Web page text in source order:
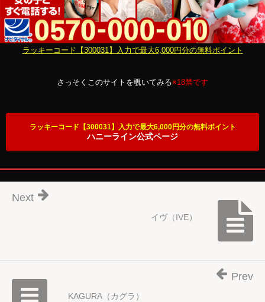
ラッキーコード【300031】入力で最大6,000円分の無料ポイント
さっそくこのサイトを覗いてみる※18禁です
ラッキーコード【300031】入力で最大6,000円分の無料ポイント
ハニーライン公式ページ
イヴ（IVE）
Next
KAGURA（カグラ）
Prev